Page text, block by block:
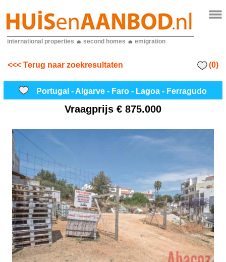
international properties second homes emigration
<<< Terug naar zoekresultaten (0)
Portugal - Algarve - Faro - Lagoa - Ferragudo
Vraagprijs € 875.000